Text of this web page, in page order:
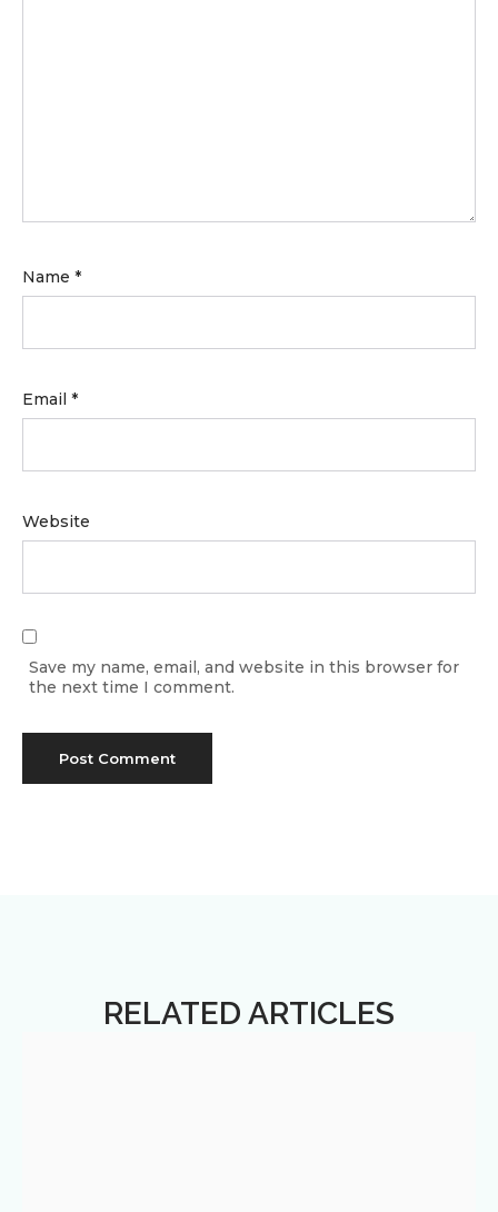
Name *
Email *
Website
Save my name, email, and website in this browser for
the next time I comment.
RELATED ARTICLES